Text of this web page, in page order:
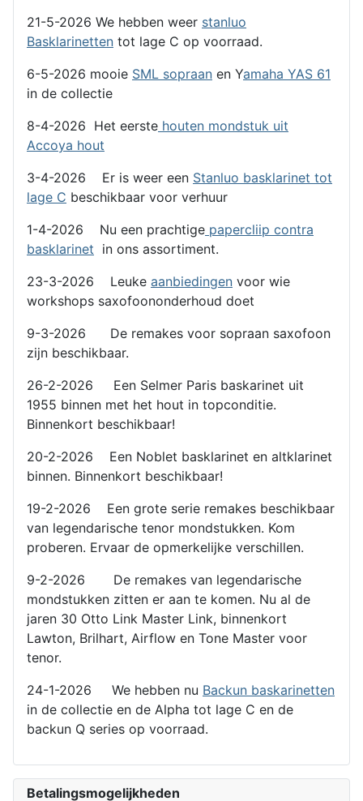
21-5-2026 We hebben weer stanluo
Basklarinetten tot lage C op voorraad.
6-5-2026 mooie SML sopraan en Yamaha YAS 61
in de collectie
8-4-2026 Het eerste houten mondstuk uit
Accoya hout
3-4-2026 Er is weer een Stanluo basklarinet tot
lage C beschikbaar voor verhuur
1-4-2026 Nu een prachtige papercliip contra
basklarinet in ons assortiment.
23-3-2026 Leuke aanbiedingen voor wie
workshops saxofoononderhoud doet
9-3-2026 De remakes voor sopraan saxofoon
zijn beschikbaar.
26-2-2026 Een Selmer Paris baskarinet uit
1955 binnen met het hout in topconditie.
Binnenkort beschikbaar!
20-2-2026 Een Noblet basklarinet en altklarinet
binnen. Binnenkort beschikbaar!
19-2-2026 Een grote serie remakes beschikbaar
van legendarische tenor mondstukken. Kom
proberen. Ervaar de opmerkelijke verschillen.
9-2-2026 De remakes van legendarische
mondstukken zitten er aan te komen. Nu al de
jaren 30 Otto Link Master Link, binnenkort
Lawton, Brilhart, Airflow en Tone Master voor
tenor.
24-1-2026 We hebben nu Backun baskarinetten
in de collectie en de Alpha tot lage C en de
backun Q series op voorraad.
Betalingsmogelijkheden